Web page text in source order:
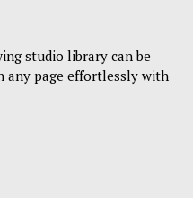
studio library can be
any page effortlessly with